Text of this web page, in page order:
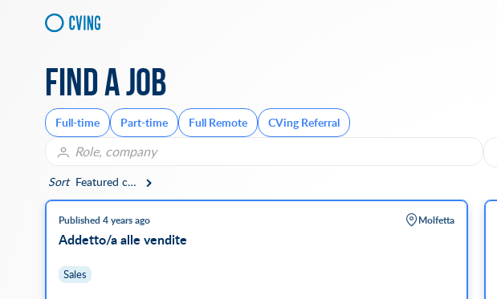
Find a job
Full-time Part-time Full Remote CVing Referral
Sort
Featured companies
Published 4 years ago Molfetta
Addetto/a alle vendite
Sales